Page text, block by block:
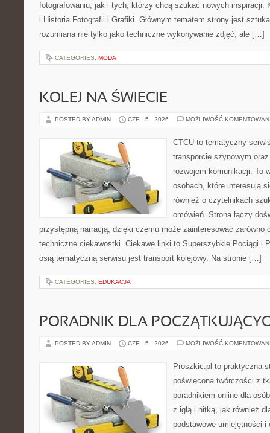
fotografowaniu, jak i tych, którzy chcą szukać nowych inspiracji.
i Historia Fotografii i Grafiki. Głównym tematem strony jest
rozumiana nie tylko jako techniczne wykonywanie zdjęć, ale […]
CATEGORIES: MODA
KOLEJ NA ŚWIECIE
POSTED BY ADMIN CZE - 5 - 2026 MOŻLIWOŚĆ
CTCU to tematyczny
transporcie szynowym
rozwojem komunikacji. To
osobach, które interesują
również o czytelnikach
omówień. Strona łączy
przystępną narracją, dzięki czemu może zainteresować zarówno
techniczne ciekawostki. Ciekawe linki to Superszybkie Pociągi i
osią tematyczną serwisu jest transport kolejowy. Na stronie […]
CATEGORIES: EDUKACJA
PORADNIK DLA
POSTED BY ADMIN CZE - 5 - 2026 MOŻLIWOŚĆ
Proszkic.pl to praktyczna
poświęcona twórczości z
poradnikiem online dla
z igłą i nitką, jak również
podstawowe umiejętności